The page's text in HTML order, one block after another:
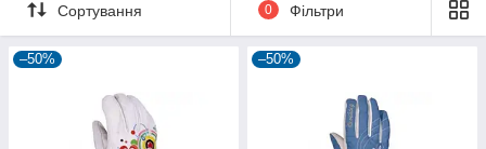
Сортування 0 Фільтри
–50% –50%